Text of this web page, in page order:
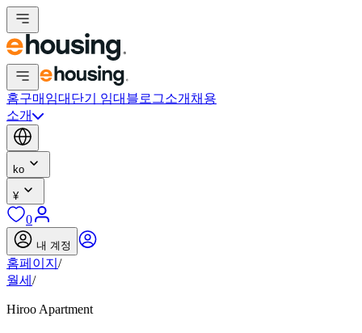
홈구매 임대 단기 임대 블로그소개 채용
소개
ko
¥
0
내 계정
홈페이지 /
월세 /
Hiroo Apartment